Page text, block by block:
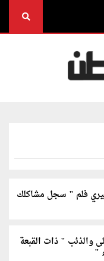
فلم " سجل مشاكلك
والذئب " ذات القبعة
"